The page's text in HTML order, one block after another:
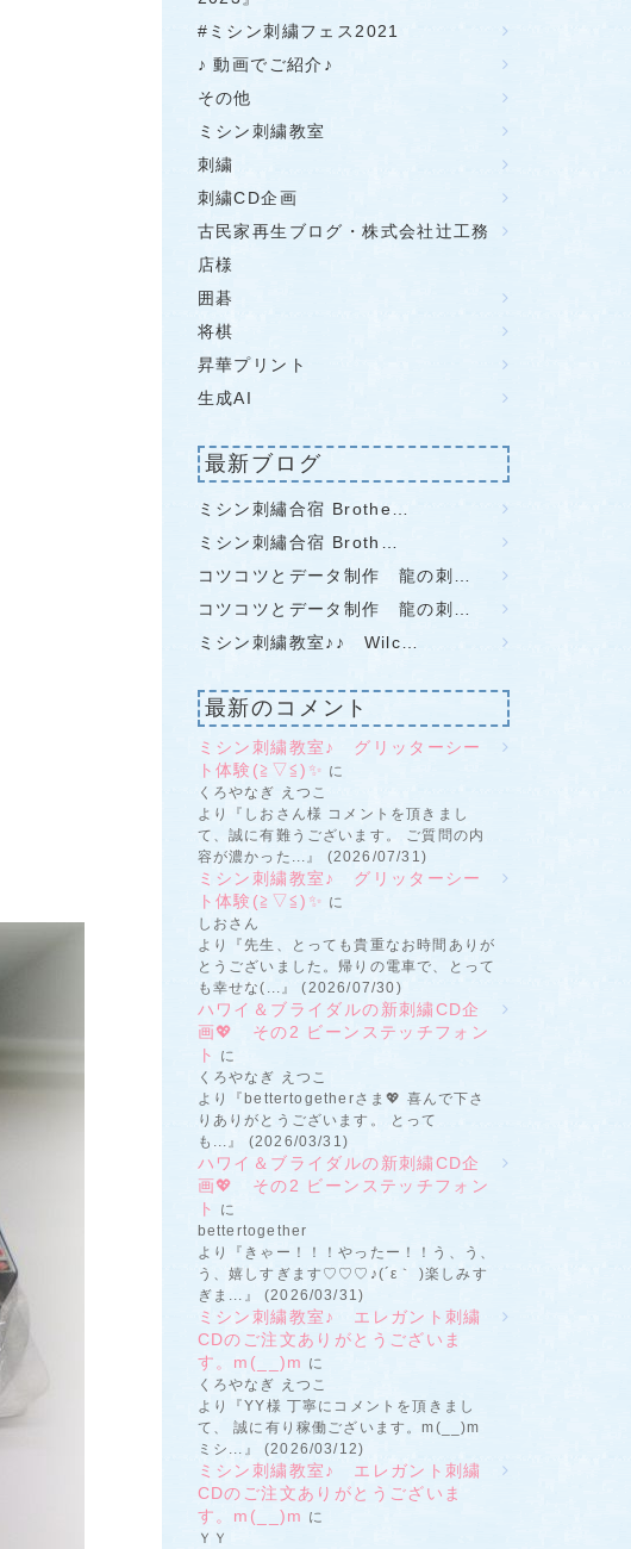
#ミシン刺繍フェス2021
♪ 動画でご紹介♪
その他
ミシン刺繍教室
刺繍
刺繍CD企画
古民家再生ブログ・株式会社辻工務
店様
囲碁
将棋
昇華プリント
生成AI
最新ブログ
ミシン刺繡合宿 Brothe…
ミシン刺繡合宿 Broth…
コツコツとデータ制作 龍の刺…
コツコツとデータ制作 龍の刺…
ミシン刺繍教室♪♪ Wilc…
最新のコメント
ミシン刺繍教室♪ グリッターシー
ト体験(≧▽≦)✨ に
くろやなぎ えつこ
より『しおさん様 コメントを頂きまし
て、誠に有難うございます。 ご質問の内
容が濃かった...』 (2026/07/31)
ミシン刺繍教室♪ グリッターシー
ト体験(≧▽≦)✨ に
しおさん
より『先生、とっても貴重なお時間ありが
とうございました。帰りの電車で、とって
も幸せな(...』 (2026/07/30)
ハワイ＆ブライダルの新刺繍CD企
画💖 その2 ビーンステッチフォン
ト
に
くろやなぎ えつこ
より『bettertogetherさま💖 喜んで下さ
りありがとうございます。 とって
も...』 (2026/03/31)
ハワイ＆ブライダルの新刺繍CD企
画💖 その2 ビーンステッチフォン
ト
に
bettertogether
より『きゃー！！！やったー！！う、う、
う、嬉しすぎます♡♡♡♪(´ε｀ )楽しみす
ぎま...』 (2026/03/31)
ミシン刺繍教室♪ エレガント刺繍
CDのご注文ありがとうございま
す。m(__)m に
くろやなぎ えつこ
より『YY様 丁寧にコメントを頂きまし
て、 誠に有り稼働ございます。m(__)m
ミシ...』 (2026/03/12)
ミシン刺繍教室♪ エレガント刺繍
CDのご注文ありがとうございま
す。m(__)m に
ＹＹ